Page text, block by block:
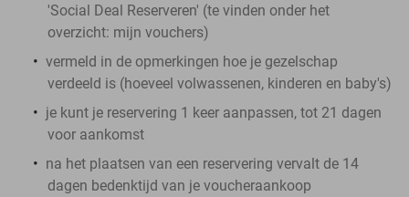
'Social Deal Reserveren' (te vinden onder het
overzicht: mijn vouchers)
vermeld in de opmerkingen hoe je gezelschap
verdeeld is (hoeveel volwassenen, kinderen en baby's)
je kunt je reservering 1 keer aanpassen, tot 21 dagen
voor aankomst
na het plaatsen van een reservering vervalt de 14
dagen bedenktijd van je voucheraankoop